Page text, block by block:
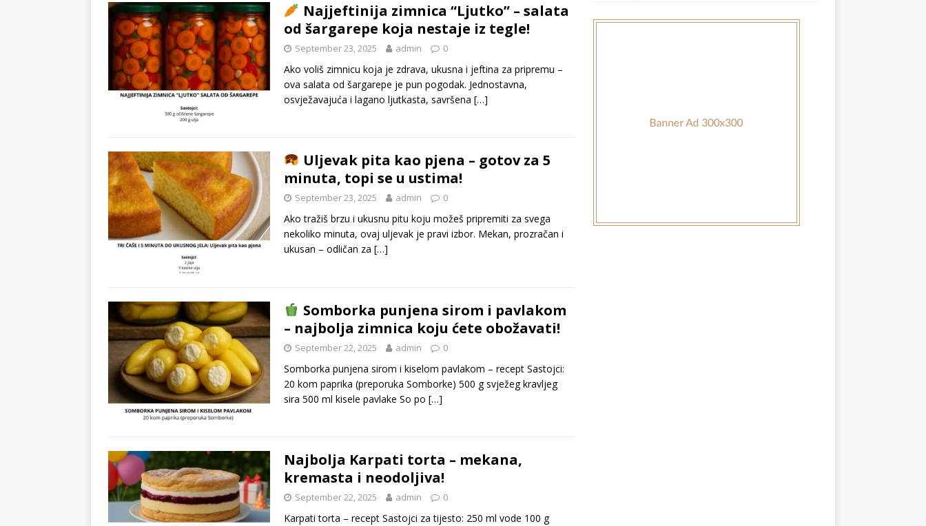
Najjeftinija zimnica “Ljutko” – salata
od šargarepe koja nestaje iz tegle!
September 23, 2025 admin 0
Ako voliš zimnicu koja je zdrava, ukusna i jeftina za pripremu –
ova salata od šargarepe je pun pogodak. Jednostavna,
osvježavajuća i lagano ljutkasta, savršena […]
Uljevak pita kao pjena – gotov za 5
minuta, topi se u ustima!
September 23, 2025 admin 0
Ako tražiš brzu i ukusnu pitu koju možeš pripremiti za svega
nekoliko minuta, ovaj uljevak je pravi izbor. Mekan, prozračan i
ukusan – odličan za […]
Somborka punjena sirom i pavlakom
– najbolja zimnica koju ćete obožavati!
September 22, 2025 admin 0
Somborka punjena sirom i kiselom pavlakom – recept Sastojci:
20 kom paprika (preporuka Somborke) 500 g svježeg kravljeg
sira 500 ml kisele pavlake So po […]
Najbolja Karpati torta – mekana,
kremasta i neodoljiva!
September 22, 2025 admin 0
Karpati torta – recept Sastojci za tijesto: 250 ml vode 100 g